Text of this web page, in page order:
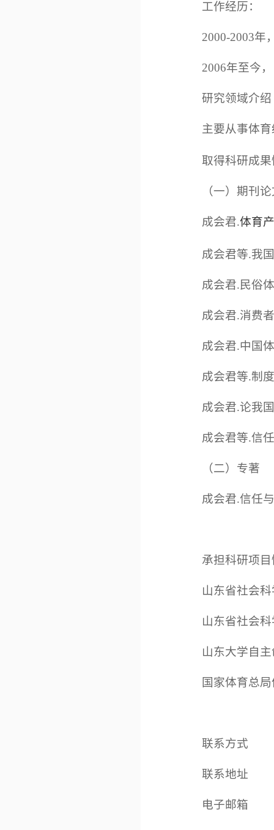
工作经历：
2000-2003年
2006年至今
研究领域介绍
主要从事体
取得科研成
（一）期刊
成会君.体育
成会君等.我
成会君.民俗
成会君.消费
成会君.中国
成会君等.制
成会君.论我
成会君等.信
（二）专著
成会君.信任
承担科研项
山东省社会
山东省社会
山东大学自
国家体育总
联系方式
联系地址
电子邮箱